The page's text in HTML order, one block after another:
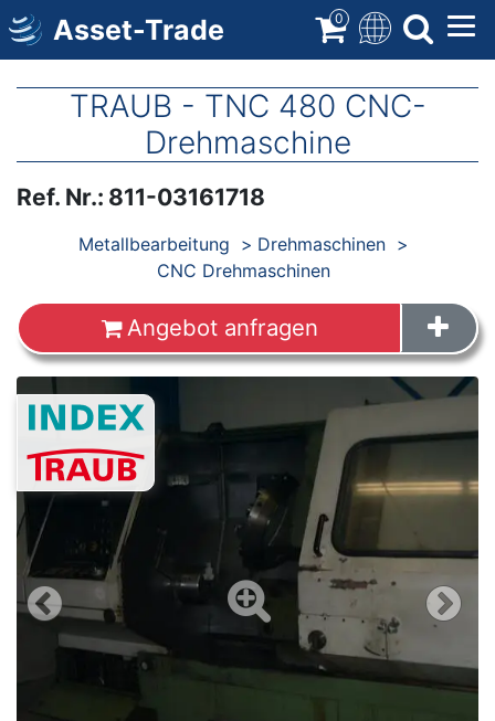
Direkt
zum
Inhalt
Asset-Trade 0
TRAUB - TNC 480 CNC-
Drehmaschine
Ref. Nr.: 811-03161718
Metallbearbeitung
Drehmaschinen
CNC Drehmaschinen
Angebot anfragen